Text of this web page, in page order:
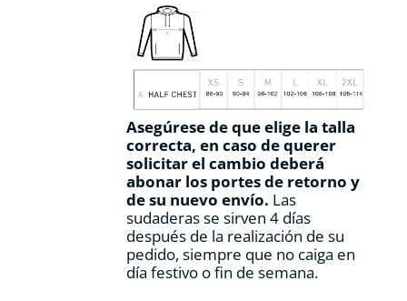
Asegúrese de que elige la talla
correcta, en caso de querer
solicitar el cambio deberá
abonar los portes de retorno y
de su nuevo envío. Las
sudaderas se sirven 4 días
después de la realización de su
pedido, siempre que no caiga en
día festivo o fin de semana.